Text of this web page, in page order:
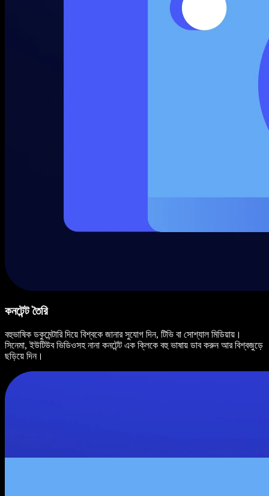
কনটেন্ট তৈরি
বহুভাষিক ডকুমেন্টারি দিয়ে বিশ্বকে জানার সুযোগ দিন, টিভি বা সোশ্যাল মিডিয়ায়।
সিনেমা, ইউটিউব ভিডিওসহ নানা কনটেন্ট এক ক্লিকে বহু ভাষায় ডাব করুন আর বিশ্বজুড়ে
ছড়িয়ে দিন।